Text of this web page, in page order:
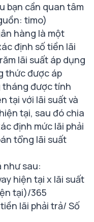
bạn cần quan tâm
timo)
hàng là một
định số tiền lãi
lãi suất áp dụng
thức được áp
tháng được tính
tại với lãi suất và
tại, sau đó chia
định mức lãi phải
tổng lãi suất
như sau:
hiện tại x lãi suất
tại)/365
lãi phải trả/ Số